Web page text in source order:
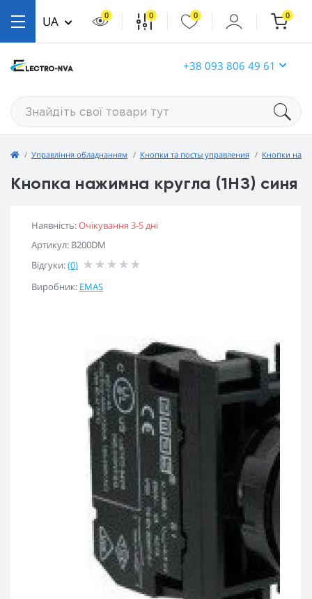
+38 093 806 49 61
UA 0 0 0 0
Управління обладнанням Кнопки та посты управления Кнопки
Кнопка нажимна кругла (1НЗ) синя
Наявність:Очікування 3-5 дні
Артикул: B200DM
Відгуки:(0)
Виробник: EMAS